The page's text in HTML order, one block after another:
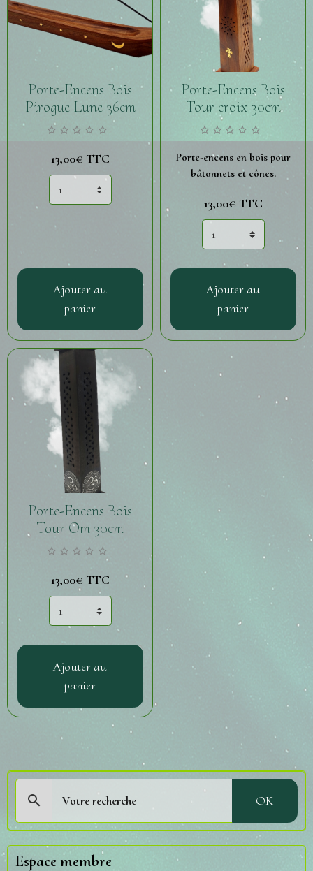
Porte-Encens Bois
Pirogue Lune 36cm
13,00€ TTC
Ajouter au
panier
Porte-Encens Bois
Tour croix 30cm
Porte-encens en bois pour
bâtonnets et cônes.
13,00€ TTC
Ajouter au
panier
Porte-Encens Bois
Tour Om 30cm
13,00€ TTC
Ajouter au
panier
OK
Espace membre